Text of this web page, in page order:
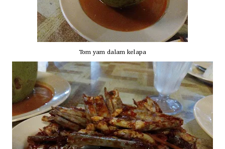
Tom yam dalam kelapa